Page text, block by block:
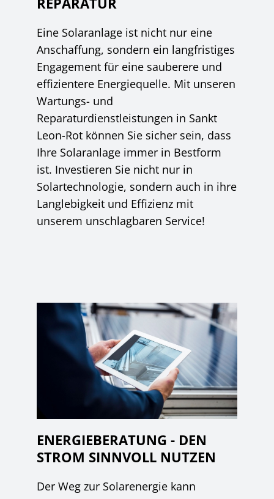
Eine Solaranlage ist nicht nur eine
Anschaffung, sondern ein langfristiges
Engagement für eine sauberere und
effizientere Energiequelle. Mit unseren
Wartungs- und
Reparaturdienstleistungen in Sankt
Leon-Rot können Sie sicher sein, dass
Ihre Solaranlage immer in Bestform
ist. Investieren Sie nicht nur in
Solartechnologie, sondern auch in ihre
Langlebigkeit und Effizienz mit
unserem unschlagbaren Service!
ENERGIEBERATUNG - DEN
STROM SINNVOLL NUTZEN
Der Weg zur Solarenergie kann